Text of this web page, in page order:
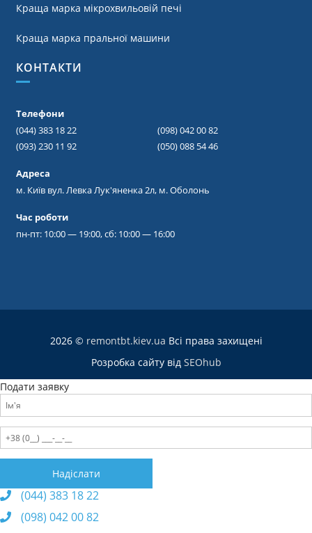
Краща марка мікрохвильовій печі
Краща марка пральної машини
КОНТАКТИ
Телефони
(044) 383 18 22
(098) 042 00 82
(093) 230 11 92
(050) 088 54 46
Адреса
м. Київ вул. Левка Лук'яненка 2л, м. Оболонь
Час роботи
пн-пт: 10:00 — 19:00, сб: 10:00 — 16:00
2026 © remontbt.kiev.ua Всі права захищені
Розробка сайту від SEOhub
Подати заявку
(044) 383 18 22
(098) 042 00 82